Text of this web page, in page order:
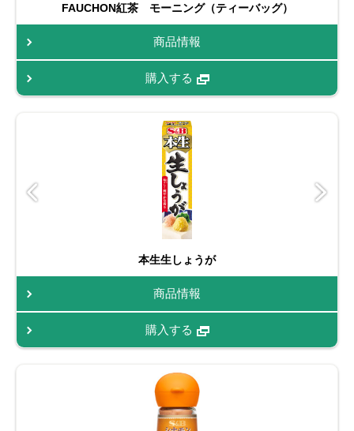
FAUCHON紅茶 モーニング（ティーバッグ）
商品情報
購入する
本生生しょうが
商品情報
購入する